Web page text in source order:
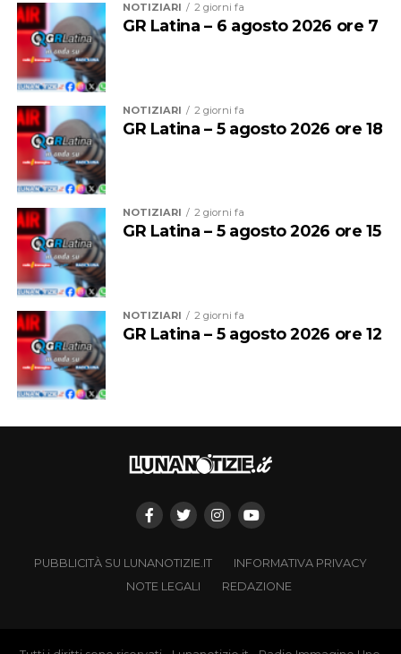
NOTIZIARI 2 giorni fa
GR Latina – 6 agosto 2026 ore 7
NOTIZIARI 2 giorni fa
GR Latina – 5 agosto 2026 ore 18
NOTIZIARI 2 giorni fa
GR Latina – 5 agosto 2026 ore 15
NOTIZIARI 2 giorni fa
GR Latina – 5 agosto 2026 ore 12
PUBBLICITÀ SU LUNANOTIZIE.IT
INFORMATIVA PRIVACY
NOTE LEGALI
REDAZIONE